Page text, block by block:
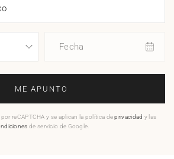
Fecha
ME APUNTO
reCAPTCHA y se aplican la política deprivacidad y las
de servicio de Google.